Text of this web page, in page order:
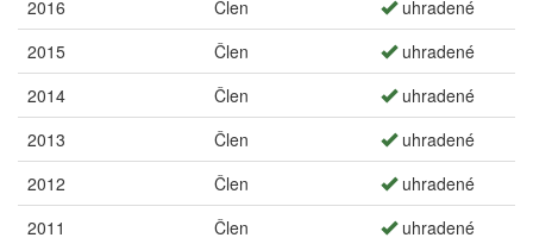
2016
Člen
uhradené
2015
Člen
uhradené
2014
Člen
uhradené
2013
Člen
uhradené
2012
Člen
uhradené
2011
Člen
uhradené